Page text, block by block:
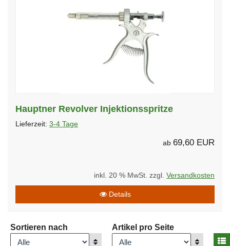
Hauptner Revolver Injektionsspritze
Lieferzeit: 3-4 Tage
ab 69,60 EUR
inkl. 20 % MwSt. zzgl. Versandkosten
Details
Sortieren nach
Anzeigen
Artikel pro Seite
Anzeigen